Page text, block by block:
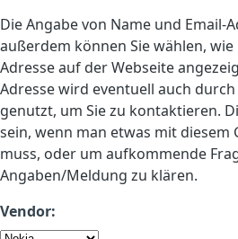
Die Angabe von Name und Email-
außerdem können Sie wählen,
Adresse auf der Webseite
Adresse wird eventuell auch
genutzt, um Sie zu kontaktieren.
sein, wenn man etwas mit diesem
muss, oder um aufkommende
Angaben/Meldung zu klären.
Vendor: